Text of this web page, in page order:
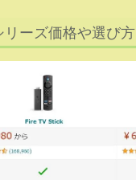
リーズ価格や選び方